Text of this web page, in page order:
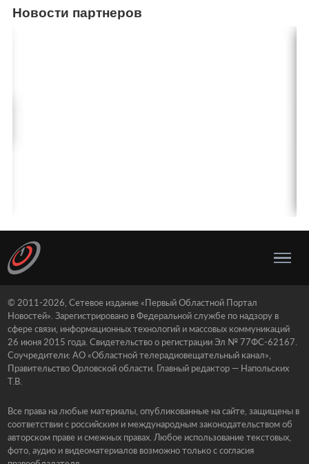
Новости партнеров
© 2011-2026, Сетевое издание «Первый Областной Портал
Новостей». Зарегистрировано в Федеральной службе по надзору в
сфере связи, информационных технологий и массовых коммуникаций
26 июня 2015 года. Свидетельство о регистрации Эл № 77ФС-62167.
Соучредители: АО «Областной телерадиовещательный канал»,
Правительство Орловской области. Главный редактор — Напольских
Т.В.
Все права на любые материалы, опубликованные на сайте, защищены в
соответствии с российским и международным законодательством об
авторском праве и смежных правах. Любое использование текстовых,
фото, аудио и видеоматериалов возможно только с согласия